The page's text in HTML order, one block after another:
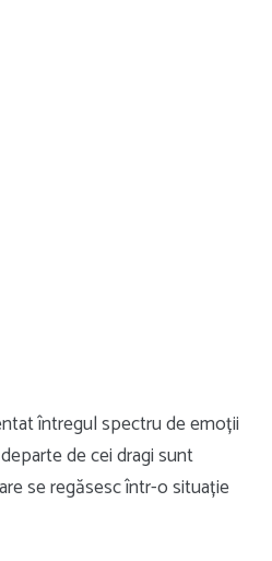
întregul spectru de emoții
de cei dragi sunt
se regăsesc într-o situație